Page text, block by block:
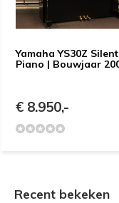
Yamaha YS30Z Silent
Piano | Bouwjaar
€ 8.950,-
Recent bekeken